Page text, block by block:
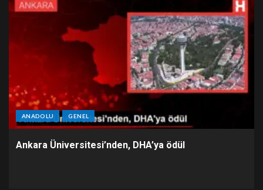
ANADOLU GENEL
Ankara Üniversitesi’nden, DHA’ya ödül